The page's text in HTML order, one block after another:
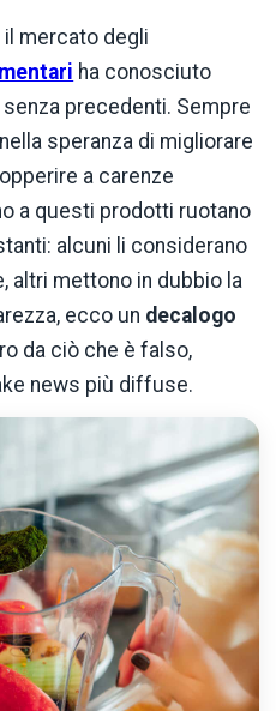
il mercato degli
ha conosciuto
precedenti. Sempre
speranza di migliorare
a carenze
a questi prodotti ruotano
alcuni li considerano
altri mettono in dubbio la
ecco un decalogo
da ciò che è falso,
news più diffuse.